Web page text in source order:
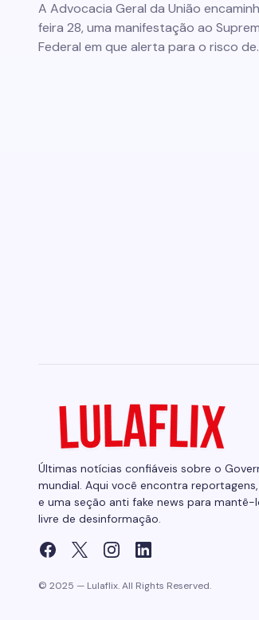
A Advocacia Geral da União
feira 28, uma manifestação ao
Federal em que alerta para o risco
Últimas notícias confiáveis sobre o
mundial. Aqui você encontra
e uma seção anti fake news para
livre de desinformação.
© 2025 — Lulaflix. All Rights Reserved.